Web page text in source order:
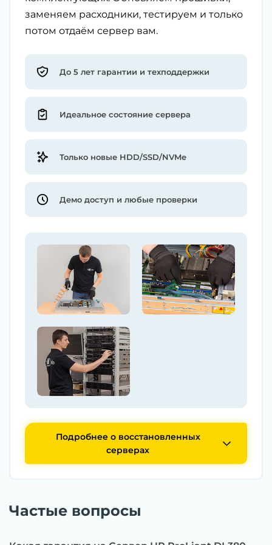
заменяем расходники, тестируем и только
потом отдаём сервер вам.
До 5 лет гарантии и техподдержки
Идеальное состояние сервера
Только новые HDD/SSD/NVMe
Демо доступ и любые проверки
Подробнее о восстановленных
серверах
Частые вопросы